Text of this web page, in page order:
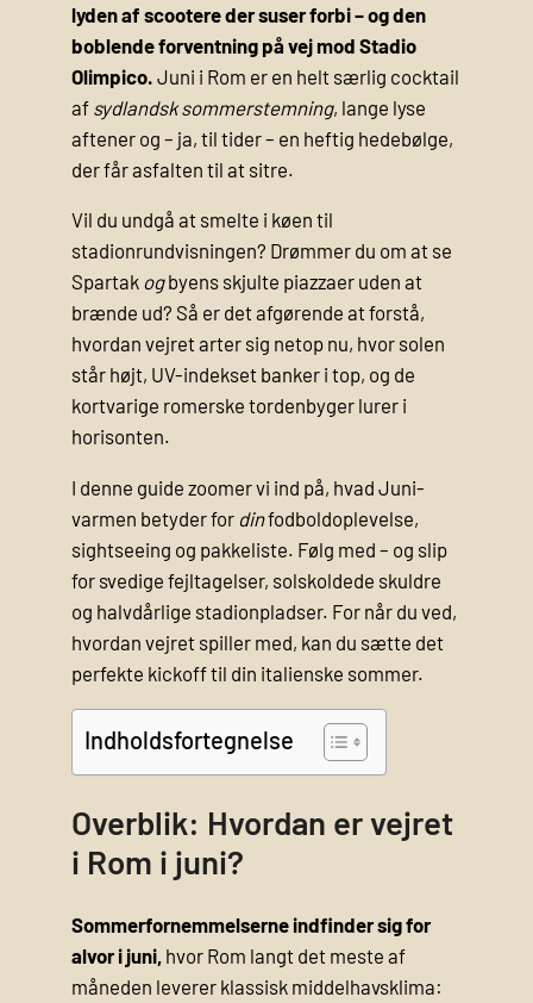
lyden af scootere der suser forbi – og den
boblende forventning på vej mod Stadio
Olimpico. Juni i Rom er en helt særlig cocktail
af sydlandsk sommerstemning, lange lyse
aftener og – ja, til tider – en heftig hedebølge,
der får asfalten til at sitre.
Vil du undgå at smelte i køen til
stadionrundvisningen? Drømmer du om at se
Spartak ogbyens skjulte piazzaer uden at
brænde ud? Så er det afgørende at forstå,
hvordan vejret arter sig netop nu, hvor solen
står højt, UV-indekset banker i top, og de
kortvarige romerske tordenbyger lurer i
horisonten.
I denne guide zoomer vi ind på, hvad Juni-
varmen betyder for dinfodboldoplevelse,
sightseeing og pakkeliste. Følg med – og slip
for svedige fejltagelser, solskoldede skuldre
og halvdårlige stadionpladser. For når du ved,
hvordan vejret spiller med, kan du sætte det
perfekte kickoff til din italienske sommer.
Indholdsfortegnelse
Overblik: Hvordan er vejret
i Rom i juni?
Sommerfornemmelserne indfinder sig for
alvor i juni, hvor Rom langt det meste af
måneden leverer klassisk middelhavsklima: